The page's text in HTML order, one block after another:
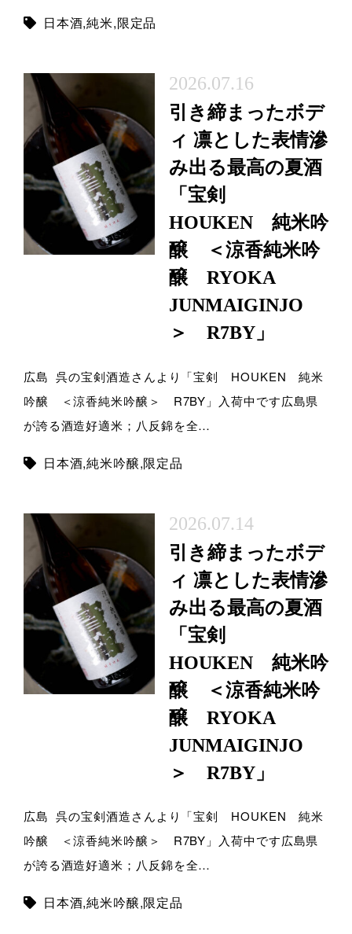
日本酒,純米,限定品
2026.07.16
引き締まったボデ
ィ 凛とした表情滲
み出る最高の夏酒
「宝剣
HOUKEN 純米吟
醸 ＜涼香純米吟
醸 RYOKA
JUNMAIGINJO
＞ R7BY」
広島 呉の宝剣酒造さんより「宝剣 HOUKEN 純米
吟醸 ＜涼香純米吟醸＞ R7BY」入荷中です広島県
が誇る酒造好適米；八反錦を全…
日本酒,純米吟醸,限定品
2026.07.14
引き締まったボデ
ィ 凛とした表情滲
み出る最高の夏酒
「宝剣
HOUKEN 純米吟
醸 ＜涼香純米吟
醸 RYOKA
JUNMAIGINJO
＞ R7BY」
広島 呉の宝剣酒造さんより「宝剣 HOUKEN 純米
吟醸 ＜涼香純米吟醸＞ R7BY」入荷中です広島県
が誇る酒造好適米；八反錦を全…
日本酒,純米吟醸,限定品